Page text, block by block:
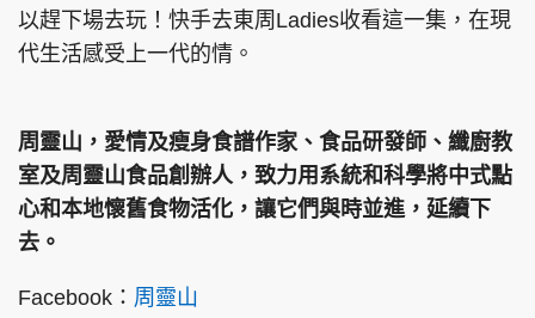
Copyright © 東周網 版權所有 . 不得轉載
©Eastweek.com.hk. All rights reserved.
以趕下場去玩！快手去東周Ladies收看這一集，在現
代生活感受上一代的情。
周靈山，愛情及瘦身食譜作家、食品研發師、纖廚教
室及周靈山食品創辦人，致力用系統和科學將中式點
心和本地懷舊食物活化，讓它們與時並進，延續下
去。
Facebook： 周靈山